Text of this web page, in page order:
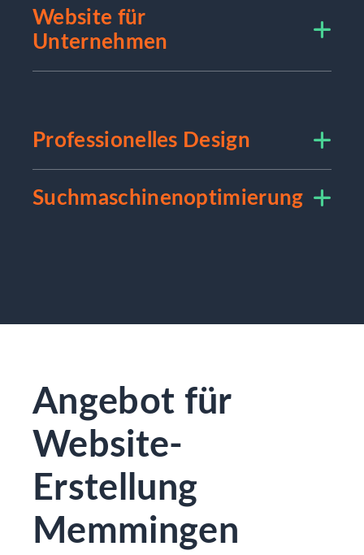
Website für
Unternehmen
Professionelles Design
Suchmaschinenoptimierung
Angebot für
Website-
Erstellung
Memmingen